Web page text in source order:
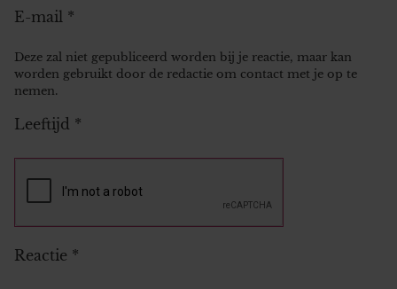
E-mail *
Deze zal niet gepubliceerd worden bij je reactie, maar kan
worden gebruikt door de redactie om contact met je op te
nemen.
Leeftijd *
Reactie *